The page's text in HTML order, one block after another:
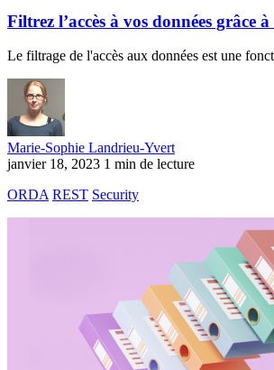
Filtrez l’accès à vos données grâce
Le filtrage de l'accès aux données est une
Marie-Sophie Landrieu-Yvert
janvier 18, 2023 1 min de lecture
ORDA REST Security